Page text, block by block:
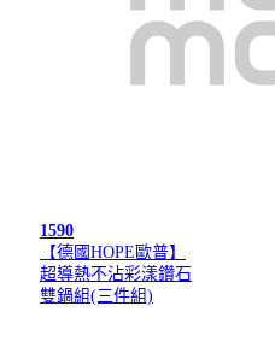
1590
【德國HOPE歐普】
超導熱不沾彩漾鑽石
雙鍋組(三件組)